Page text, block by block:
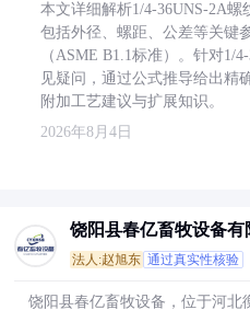
本文详细解析1/4-36UNS-2A螺
包括外径、螺距、公差等关键
（ASME B1.1标准）。针对1/
见疑问，通过公式推导给出精
附加工艺建议与扩展知识。
2026年8月4日
饶阳县春亿畜牧设备有
法人:赵旭东 通过真实性核验
饶阳县春亿畜牧设备，位于河北